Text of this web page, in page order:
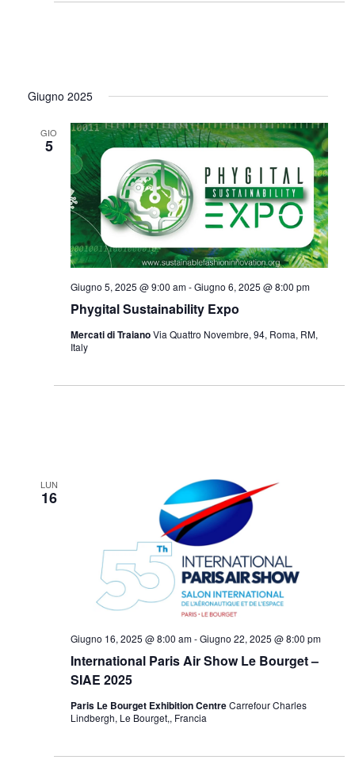
Giugno 2025
GIO
5
Phygital Sustainability Expo
Giugno 5, 2025 @ 9:00 am-Giugno 6, 2025 @ 8:00 pm
Mercati di TraianoVia Quattro Novembre, 94, Roma, RM,
Italy
LUN
16
International Paris Air Show Le Bourget –
SIAE 2025
Giugno 16, 2025 @ 8:00 am-Giugno 22, 2025 @ 8:00 pm
Paris Le Bourget Exhibition CentreCarrefour Charles
Lindbergh, Le Bourget,, Francia